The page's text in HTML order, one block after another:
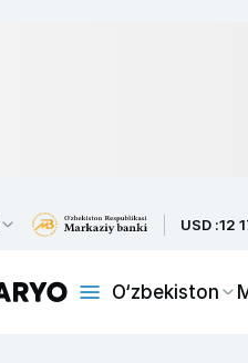
USD :12
O‘zbekiston